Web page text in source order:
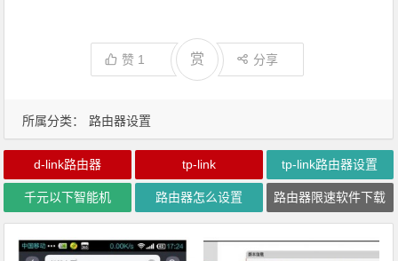
所属分类： 路由器设置
赞 1 赏 分享
d-link路由器 tp-link tp-link路由器设置
千元以下智能机 路由器怎么设置 路由器限速软件下载